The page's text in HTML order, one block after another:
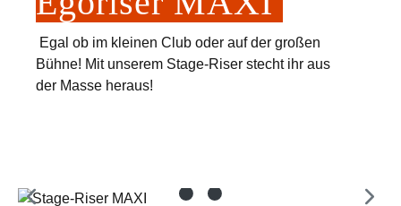
Egal ob im kleinen Club oder auf der großen
Bühne! Mit unserem Stage-Riser stecht ihr aus
der Masse heraus!
Bildergalerie überspringen